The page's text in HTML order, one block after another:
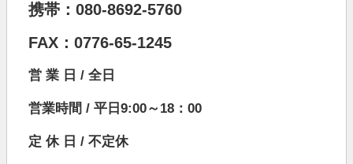
携帯：080-8692-5760
FAX：0776-65-1245
営 業 日 / 全日
営業時間 / 平日9:00～18：00
定 休 日 / 不定休